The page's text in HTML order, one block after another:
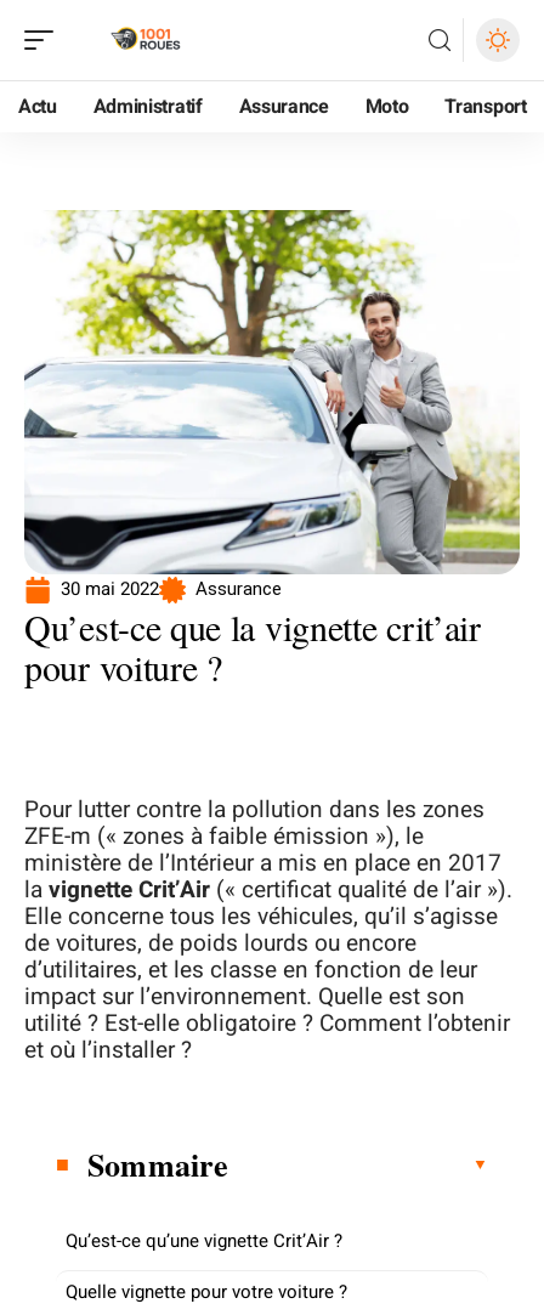
Actu Administratif Assurance Moto Transport
30 mai 2022 Assurance
Qu’est-ce que la vignette crit’air
pour voiture ?
Pour lutter contre la pollution dans les zones
ZFE-m (« zones à faible émission »), le
ministère de l’Intérieur a mis en place en 2017
lavignette Crit’Air (« certificat qualité de l’air »).
Elle concerne tous les véhicules, qu’il s’agisse
de voitures, de poids lourds ou encore
d’utilitaires, et les classe en fonction de leur
impact sur l’environnement. Quelle est son
utilité ? Est-elle obligatoire ? Comment l’obtenir
et où l’installer ?
Sommaire
Qu’est-ce qu’une vignette Crit’Air ?
Quelle vignette pour votre voiture ?